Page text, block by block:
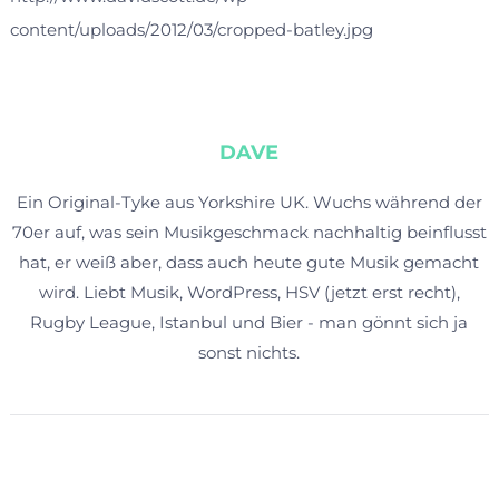
content/uploads/2012/03/cropped-batley.jpg
DAVE
Ein Original-Tyke aus Yorkshire UK. Wuchs während der
70er auf, was sein Musikgeschmack nachhaltig beinflusst
hat, er weiß aber, dass auch heute gute Musik gemacht
wird. Liebt Musik, WordPress, HSV (jetzt erst recht),
Rugby League, Istanbul und Bier - man gönnt sich ja
sonst nichts.